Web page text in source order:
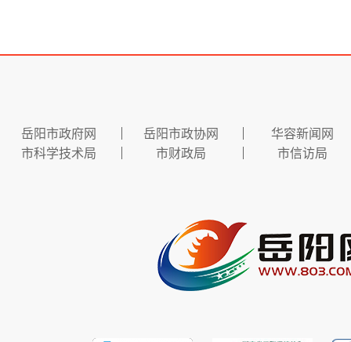
岳阳市政府网 岳阳市政协网
华容新闻网
市科学技术局
市财政局 市信访局